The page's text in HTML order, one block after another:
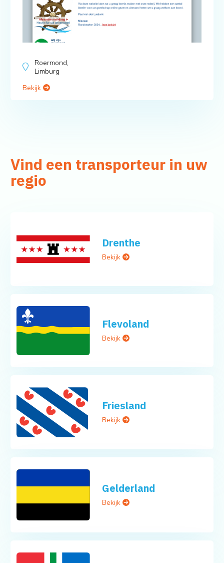
Roermond,
Limburg
Bekijk
Vind een transporteur in uw
regio
Drenthe
Bekijk
Flevoland
Bekijk
Friesland
Bekijk
Gelderland
Bekijk